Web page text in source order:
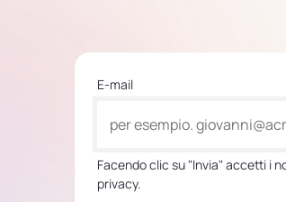
E-mail
Facendo clic su "Invia" accetti i
privacy.